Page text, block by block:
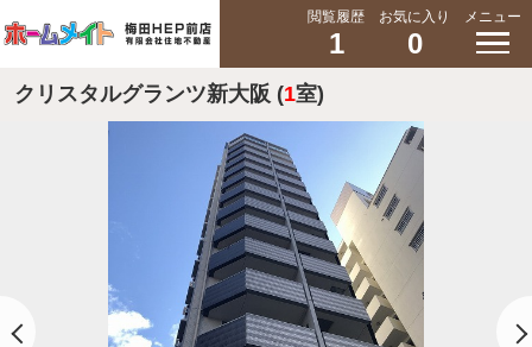
閲覧履歴
1
お気に入り
0
メニュー
クリスタルグランツ新大阪 (1室)